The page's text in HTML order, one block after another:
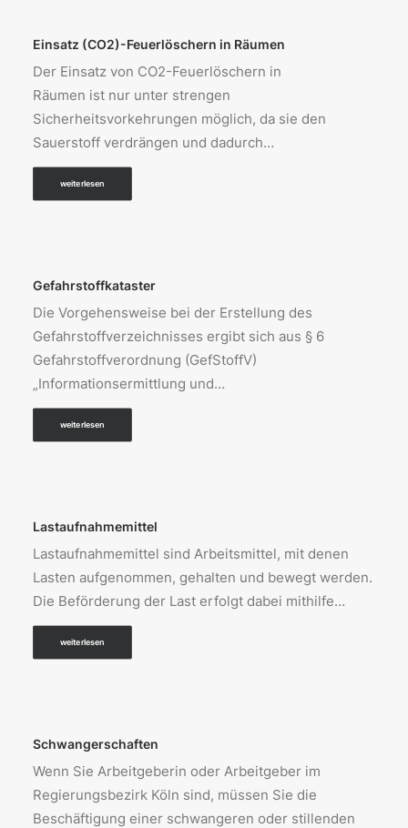
Einsatz (CO2)-Feuerlöschern in Räumen
Der Einsatz von CO2-Feuerlöschern in
Räumen ist nur unter strengen
Sicherheitsvorkehrungen möglich, da sie den
Sauerstoff verdrängen und dadurch…
weiterlesen
Gefahrstoffkataster
Die Vorgehensweise bei der Erstellung des
Gefahrstoffverzeichnisses ergibt sich aus § 6
Gefahrstoffverordnung (GefStoffV)
„Informationsermittlung und…
weiterlesen
Lastaufnahmemittel
Lastaufnahmemittel sind Arbeitsmittel, mit denen
Lasten aufgenommen, gehalten und bewegt werden.
Die Beförderung der Last erfolgt dabei mithilfe…
weiterlesen
Schwangerschaften
Wenn Sie Arbeitgeberin oder Arbeitgeber im
Regierungsbezirk Köln sind, müssen Sie die
Beschäftigung einer schwangeren oder stillenden